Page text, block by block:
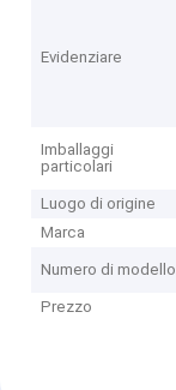
Evidenziare
Imballaggi
particolari
Luogo di origine
Marca
Numero di modello
Prezzo